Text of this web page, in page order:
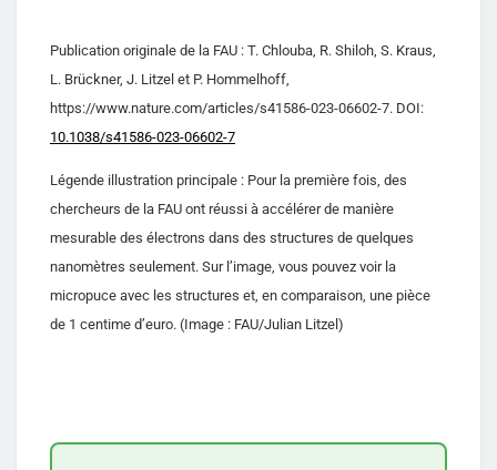
Publication originale de la FAU : T. Chlouba, R. Shiloh, S. Kraus,
L. Brückner, J. Litzel et P. Hommelhoff,
https://www.nature.com/articles/s41586-023-06602-7. DOI:
10.1038/s41586-023-06602-7
Légende illustration principale : Pour la première fois, des
chercheurs de la FAU ont réussi à accélérer de manière
mesurable des électrons dans des structures de quelques
nanomètres seulement. Sur l’image, vous pouvez voir la
micropuce avec les structures et, en comparaison, une pièce
de 1 centime d’euro. (Image : FAU/Julian Litzel)